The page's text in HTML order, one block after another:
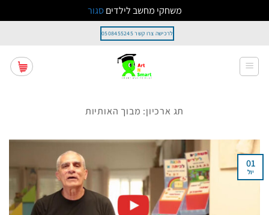
משחקי מחשב לילדיםסגור
content
לרכישה צרו קשר 0508455245
תג ארכיון: מבוך האותיות
01
יול